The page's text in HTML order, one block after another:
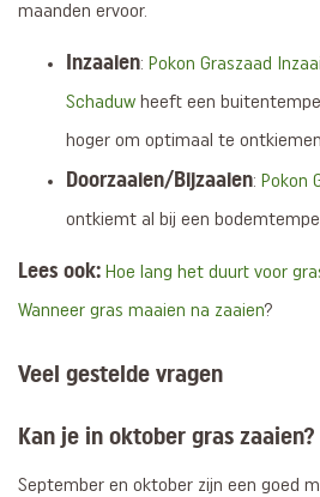
maanden ervoor.
Inzaaien: Pokon Graszaad Inzaai
Schaduw heeft een
hoger om optimaal te
Doorzaaien/Bijzaaien: Pokon
ontkiemt al bij een
Lees ook: Hoe lang het duurt voor
Wanneer gras maaien na zaaien?
Veel gestelde vragen
Kan je in oktober gras zaaien?
September en oktober zijn een goed